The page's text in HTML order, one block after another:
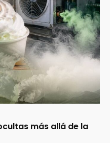
más allá de la